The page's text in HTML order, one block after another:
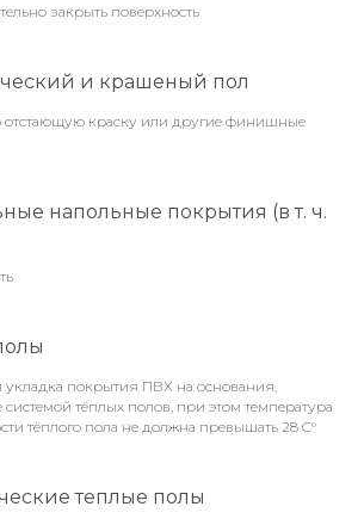
закрыть поверхность
и крашеный пол
отстающую краску или другие финишные
напольные покрытия (в т. ч.
укладка покрытия ПВХ на основания,
тёплых полов, при этом температура
тёплого пола не должна превышать 28 C°
теплые полы